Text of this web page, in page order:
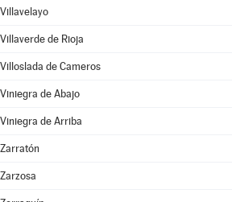
Villavelayo
Villaverde de Rioja
Villoslada de Cameros
Viniegra de Abajo
Viniegra de Arriba
Zarratón
Zarzosa